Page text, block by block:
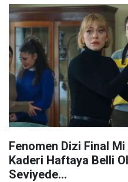
Fenomen Dizi Final Mi
Kaderi Haftaya Belli
Seviyede...